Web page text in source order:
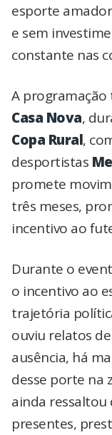
esporte
e sem
constante nas
A programação
Casa Nova,
Copa Rural,
desportistas
promete
três meses,
incentivo ao
Durante o
o incentivo ao
trajetória
ouviu relatos
ausência, há
desse porte na
ainda ressaltou
presentes,